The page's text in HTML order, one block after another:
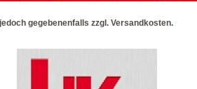
gegebenenfalls zzgl. Versandkosten.